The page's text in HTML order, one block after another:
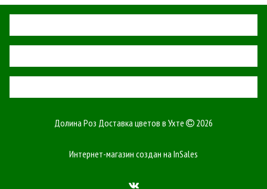
Долина Роз Доставка цветов в Ухте 2026
Интернет-магазин создан на InSales